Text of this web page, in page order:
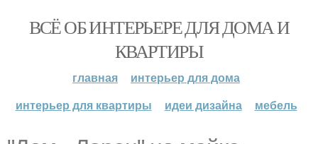
ВСЁ ОБ ИНТЕРЬЕРЕ ДЛЯ ДОМА И
КВАРТИРЫ
главная
интерьер для дома
интерьер для квартиры
идеи дизайна мебель